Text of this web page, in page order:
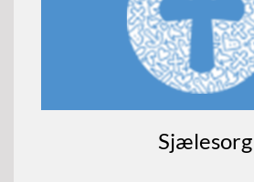
Sjælesorg